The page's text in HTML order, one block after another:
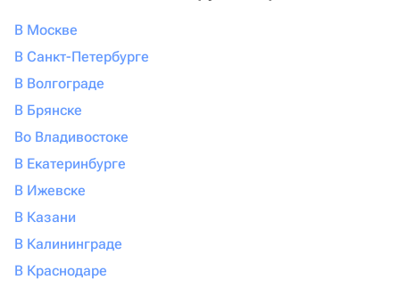
В Москве
В Санкт-Петербурге
В Волгограде
В Брянске
Во Владивостоке
В Екатеринбурге
В Ижевске
В Казани
В Калининграде
В Краснодаре